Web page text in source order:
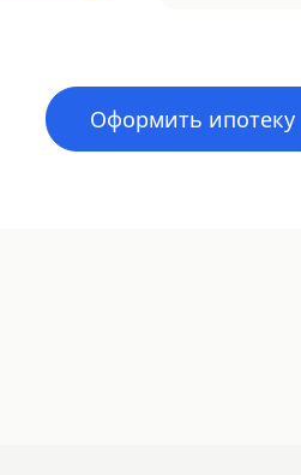
Оформить ипотеку